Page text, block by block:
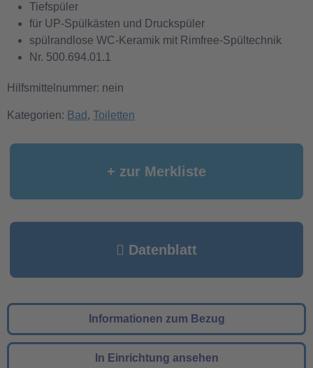
Tiefspüler
für UP-Spülkästen und Druckspüler
spülrandlose WC-Keramik mit Rimfree-Spültechnik
Nr. 500.694.01.1
Hilfsmittelnummer: nein
Kategorien: Bad , Toiletten
+ zur Merkliste
Datenblatt
Informationen zum Bezug
In Einrichtung ansehen